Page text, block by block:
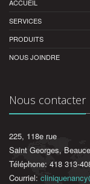
ACCUEIL
SERVICES
PRODUITS
NOUS JOINDRE
Nous contacter
225, 118e rue
Saint Georges, Beauce
Téléphone: 418 313-
Courriel: